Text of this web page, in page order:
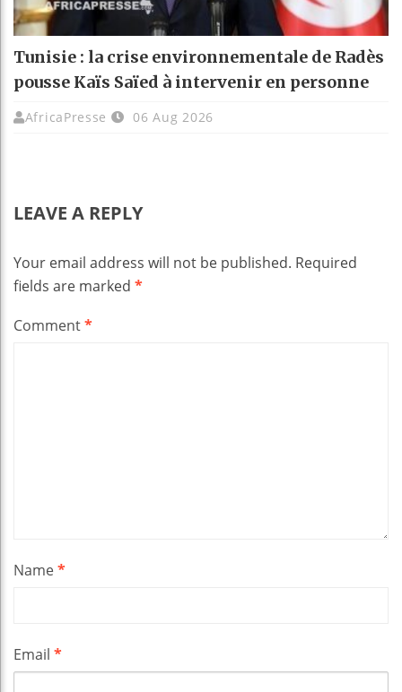
Tunisie : la crise environnementale de Radès
pousse Kaïs Saïed à intervenir en personne
AfricaPresse 06 Aug 2026
LEAVE A REPLY
Your email address will not be published. Required
fields are marked *
Comment*
Name*
Email *